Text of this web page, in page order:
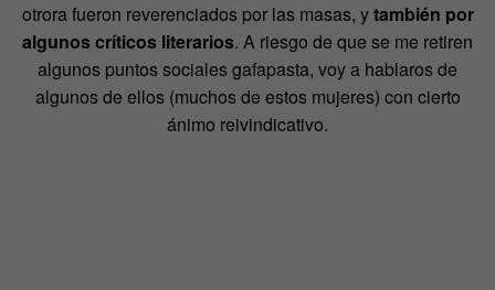
otrora fueron reverenciados por las masas, ytambién por
algunos críticos literarios. A riesgo de que se me retiren
algunos puntos sociales gafapasta, voy a hablaros de
algunos de ellos (muchos de estos mujeres) con cierto
ánimo reivindicativo.